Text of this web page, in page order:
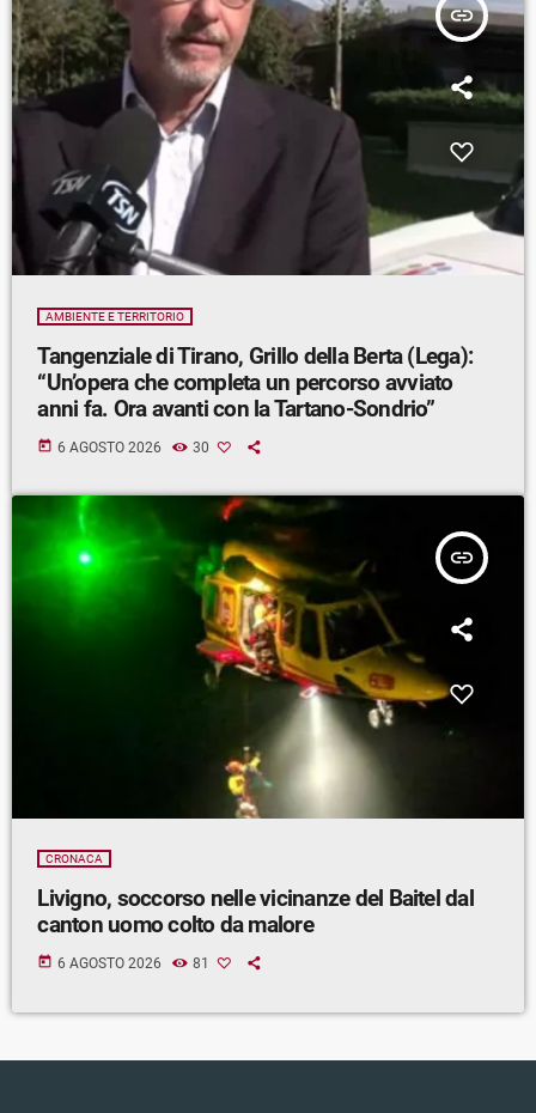
insert_link
AMBIENTE E TERRITORIO
Tangenziale di Tirano, Grillo della Berta (Lega):
“Un’opera che completa un percorso avviato
anni fa. Ora avanti con la Tartano-Sondrio”
today 6 AGOSTO 2026 30
insert_link
CRONACA
Livigno, soccorso nelle vicinanze del Baitel dal
canton uomo colto da malore
today 6 AGOSTO 2026 81